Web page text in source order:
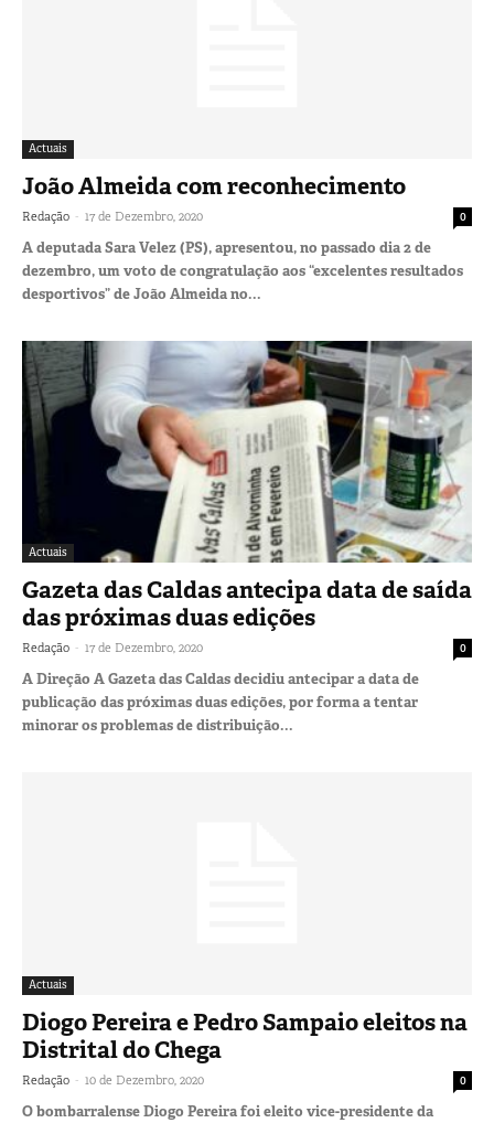
Actuais
João Almeida com reconhecimento
Redação - 17 de Dezembro, 2020 0
A deputada Sara Velez (PS), apresentou, no passado dia 2 de
dezembro, um voto de congratulação aos “excelentes resultados
desportivos” de João Almeida no...
Actuais
Gazeta das Caldas antecipa data de saída
das próximas duas edições
Redação - 17 de Dezembro, 2020 0
A Direção A Gazeta das Caldas decidiu antecipar a data de
publicação das próximas duas edições, por forma a tentar
minorar os problemas de distribuição...
Actuais
Diogo Pereira e Pedro Sampaio eleitos na
Distrital do Chega
Redação - 10 de Dezembro, 2020 0
O bombarralense Diogo Pereira foi eleito vice-presidente da